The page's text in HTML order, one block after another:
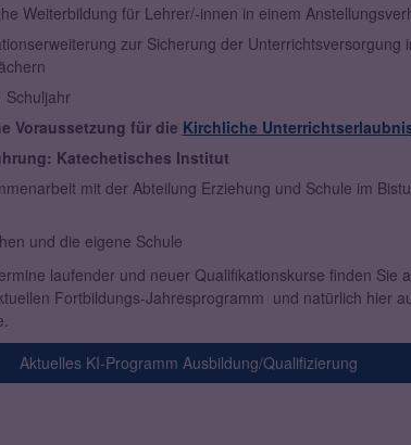
Weiterbildung für Lehrer/-innen in einem
zur Sicherung der Unterrichtsversorgung
Schuljahr
Voraussetzung für die Kirchliche
Katechetisches Institut
mit der Abteilung Erziehung und Schule im
und die eigene Schule
laufender und neuer Qualifikationskurse finden Sie
Fortbildungs-Jahresprogramm und natürlich hier
Aktuelles KI-Programm Ausbildung/Qualifizierung